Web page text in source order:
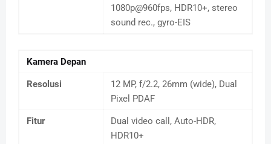
1080p@960fps, HDR10+, stereo
sound rec., gyro-EIS
Kamera Depan
Resolusi
12 MP, f/2.2, 26mm (wide), Dual
Pixel PDAF
Fitur
Dual video call, Auto-HDR,
HDR10+